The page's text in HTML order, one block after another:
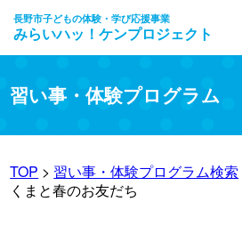
長野市子どもの体験・学び応援事業
みらいハッ！ケンプロジェクト
習い事・体験プログラム
TOP > 習い事・体験プログラム検索
くまと春のお友だち